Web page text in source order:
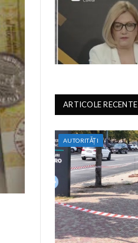
ARTICOLE RECENTE
AUTORITĂȚI